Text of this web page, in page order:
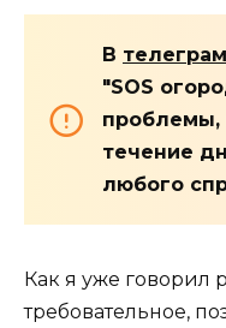
В
"SOS
проблемы,
течение
любого
Как я уже говорил
требовательное,